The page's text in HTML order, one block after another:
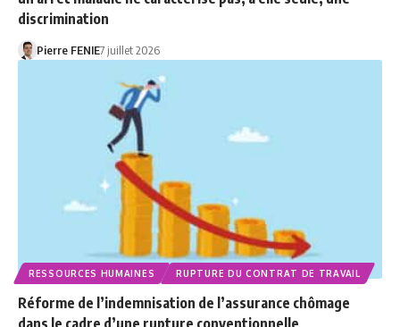
discrimination
Pierre FENIE7 juillet 2026
RESSOURCES HUMAINES RUPTURE DU CONTRAT DE TRAVAIL
Réforme de l’indemnisation de l’assurance chômage
dans le cadre d’une rupture conventionnelle